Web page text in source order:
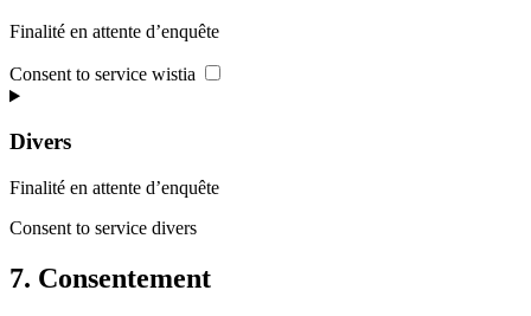
Finalité en attente d’enquête
Consent to service wistia
Divers
Finalité en attente d’enquête
Consent to service divers
7. Consentement